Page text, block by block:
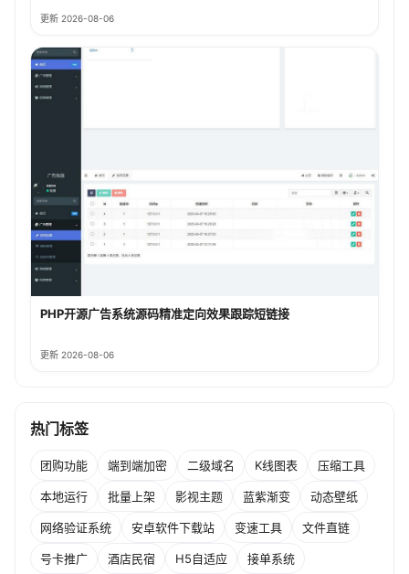
更新 2026-08-06
PHP开源广告系统源码精准定向效果跟踪短链接
更新 2026-08-06
热门标签
团购功能 端到端加密 二级域名 K线图表 压缩工具
本地运行 批量上架 影视主题 蓝紫渐变 动态壁纸
网络验证系统 安卓软件下载站 变速工具 文件直链
号卡推广 酒店民宿 H5自适应 接单系统